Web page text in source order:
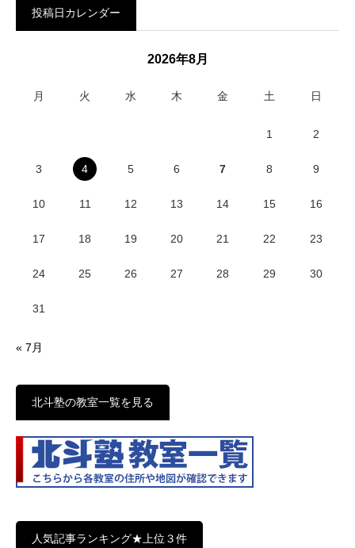
投稿日カレンダー
2026年8月
月 火 水 木 金 土 日
1 2
3 4 5 6 7 8 9
10 11 12 13 14 15 16
17 18 19 20 21 22 23
24 25 26 27 28 29 30
31
« 7月
北斗塾の教室一覧を見る
人気記事ランキング★上位３件